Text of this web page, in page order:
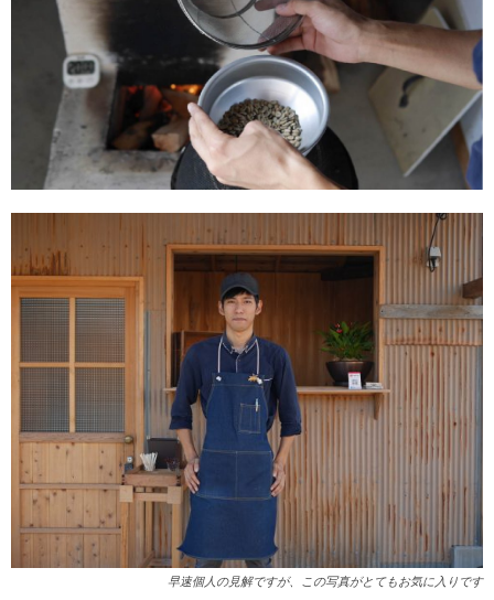
早速個人の見解ですが、この写真がとてもお気に入りです